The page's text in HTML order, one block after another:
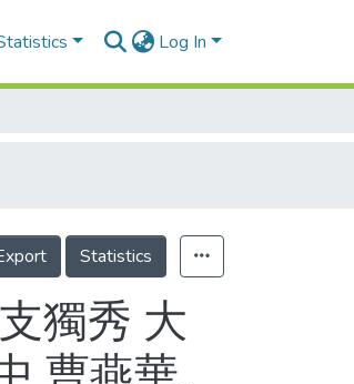
Log In
Statistics
獨秀 大